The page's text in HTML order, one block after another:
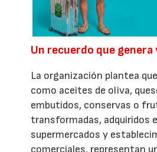
Un recuerdo que
La organización plantea
como aceites de oliva,
embutidos, conservas o
transformadas, adquiridos
supermercados y
comerciales, representan